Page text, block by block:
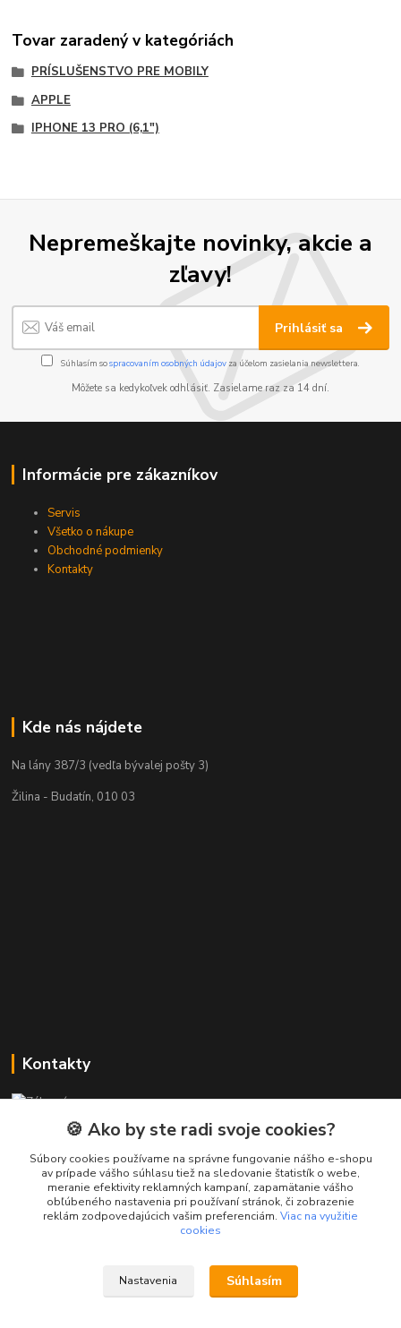
Tovar zaradený v kategóriách
PRÍSLUŠENSTVO PRE MOBILY
APPLE
IPHONE 13 PRO (6,1")
Nepremeškajte novinky, akcie a
zľavy!
Prihlásiť sa
Súhlasím sospracovaním osobných údajov za účelom zasielania newslettera.
Môžete sa kedykoľvek odhlásiť. Zasielame raz za 14 dní.
Informácie pre zákazníkov
Servis
Všetko o nákupe
Obchodné podmienky
Kontakty
Kde nás nájdete
Na lány 387/3 (vedľa bývalej pošty 3)
Žilina - Budatín, 010 03
Kontakty
+421 911 010 560
Po-Pia, 13-17 hod.
info@presmartfon.sk
🍪 Ako by ste radi svoje cookies?
Súbory cookies používame na správne fungovanie nášho e-shopu
av prípade vášho súhlasu tiež na sledovanie štatistík o webe,
meranie efektivity reklamných kampaní, zapamätanie vášho
obľúbeného nastavenia pri používaní stránok, či zobrazenie
reklám zodpovedajúcich vašim preferenciám. Viac na využitie
cookies
Nastavenia Súhlasím